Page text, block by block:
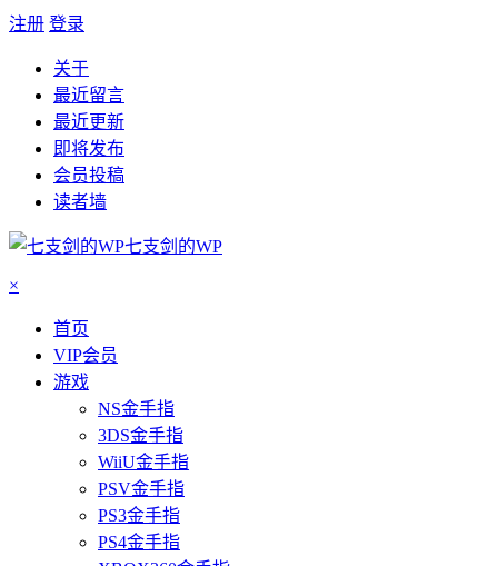
注册 登录
关于
最近留言
最近更新
即将发布
会员投稿
读者墙
七支剑的WP
×
首页
VIP会员
游戏
NS金手指
3DS金手指
WiiU金手指
PSV金手指
PS3金手指
PS4金手指